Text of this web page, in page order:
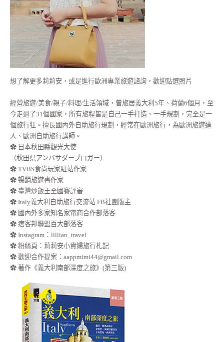
想了解更多莉莉安，或是進行歐洲專業旅遊諮詢，歡迎點選照片
經營旅遊/美食/親子/料理/生活領域，曾旅居義大利5年、荷蘭6個月，至
今走過了31個國家，所有旅程皆是自己一手打造、一手規劃，完全是一
個旅行狂。擅長國內外自助旅行規劃，經常在歐洲旅行，為歐洲旅遊達
人、歐洲自助旅行講師。
✿ 日本秋田縣觀光大使
（秋田県アンバサダーブロガー）
✿ TVBS食尚玩家駐站作家
✿ 暢銷旅遊書作家
✿ 臺灣炒飯王全國賽評審
✿ Italy義大利自助旅行交流站 FB社團版主
✿ 國內外多家知名家電商合作部落客
✿ 痞客邦聯盟百大部落客
✿ Instagram：lillian_travel
✿ 粉絲頁：莉莉安小貴婦旅行札記
✿ 歡迎合作提案： aappmimi44@gmail.com
✿ 著作《義大利南部深度之旅》(第三版)